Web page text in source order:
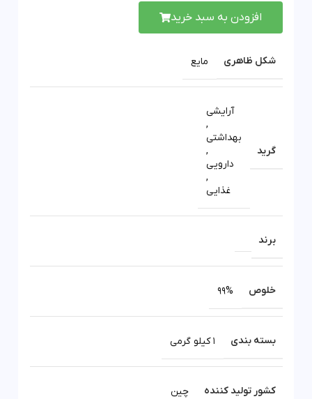
افزودن به سبد خرید
شکل ظاهری مایع
گرید
آرایشی
,
بهداشتی
,
دارویی
,
غذایی
برند
خلوص 99%
بسته بندی 1 کیلو گرمی
کشور تولید کننده چین